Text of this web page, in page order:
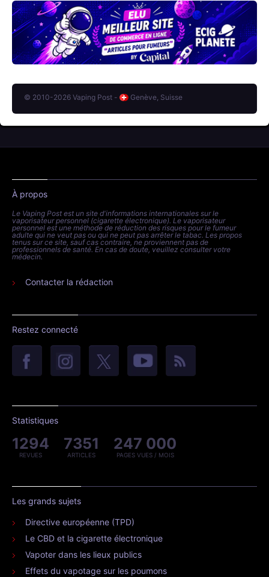
© 2010-2026 Vaping Post - Genève, Suisse
À propos
Le Vaping Post est un site d'informations internationales sur le
vaporisateur personnel (cigarette électronique). Le vaporisateur
personnel est une méthode de réduction des risques pour le fumeur
adulte qui ne veut pas ou qui ne peut pas arrêter le tabac. Les propos
tenus sur ce site, sauf cas contraire, ne proviennent pas de
professionnels de santé. En cas de doute, veuillez consulter votre
médecin.
Contacter la rédaction
Restez connecté
Statistiques
1294
REVUES
7351
ARTICLES
247 000
PAGES VUES / MOIS
Les grands sujets
Directive européenne (TPD)
Le CBD et la cigarette électronique
Vapoter dans les lieux publics
Effets du vapotage sur les poumons